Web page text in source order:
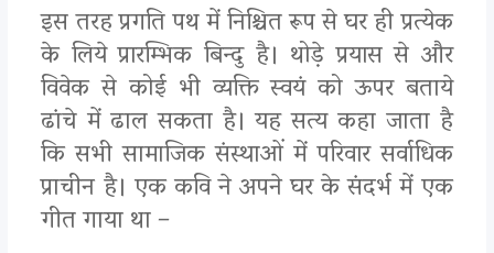
इस तरह प्रगति पथ में निश्चित रूप से घर ही प्रत्येक
के लिये प्रारम्भिक बिन्दु है। थोड़े प्रयास से और
विवेक से कोई भी व्यक्ति स्वयं को ऊपर बताये
ढांचे में ढाल सकता है। यह सत्य कहा जाता है
कि सभी सामाजिक संस्थाओं में परिवार सर्वाधिक
प्राचीन है। एक कवि ने अपने घर के संदर्भ में एक
गीत गाया था –